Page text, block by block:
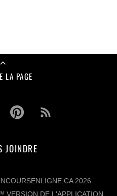
LA PAGE
JOINDRE
2026
VERSION DE L'APPLICATION